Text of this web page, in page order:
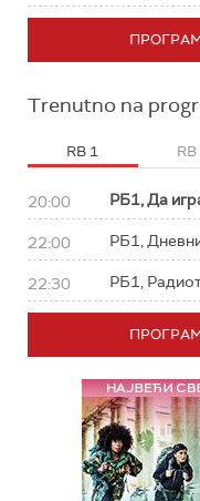
Trenutno na
RB 1 RB
20:00 РБ1, Да
22:00 РБ1,
22:30 РБ1,